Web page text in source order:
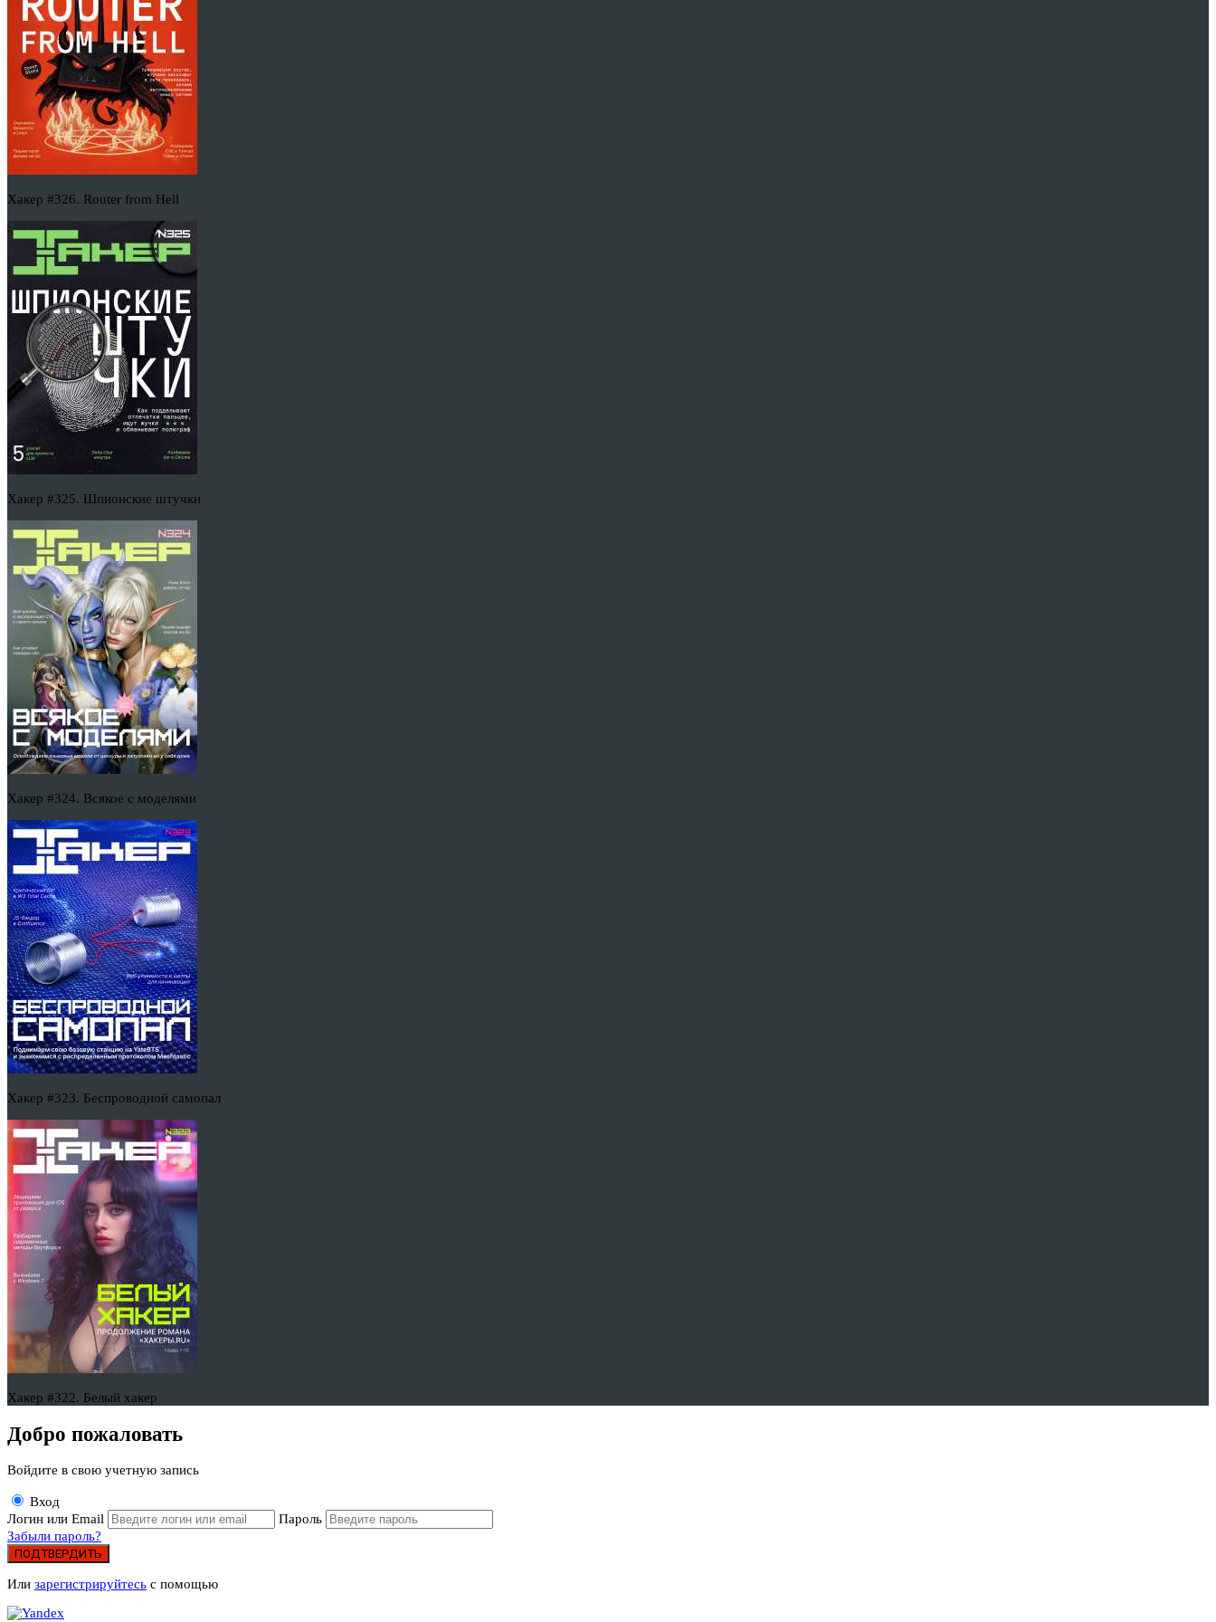
Хакер #326. Router from Hell
Хакер #325. Шпионские штучки
Хакер #324. Всякое с моделями
Хакер #323. Беспроводной самопал
Хакер #322. Белый хакер
Добро пожаловать
Войдите в свою учетную запись
Вход
Логин или Email
Пароль
Забыли пароль?
ПОДТВЕРДИТЬ
Или зарегистрируйтесь с помощью